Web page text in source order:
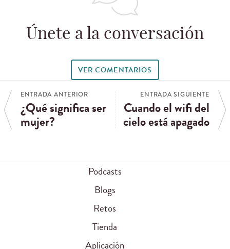
Únete a la conversación
VER COMENTARIOS
ENTRADA ANTERIOR
¿Qué significa ser
mujer?
ENTRADA SIGUIENTE
Cuando el wifi del
cielo está apagado
Podcasts
Blogs
Retos
Tienda
Aplicación